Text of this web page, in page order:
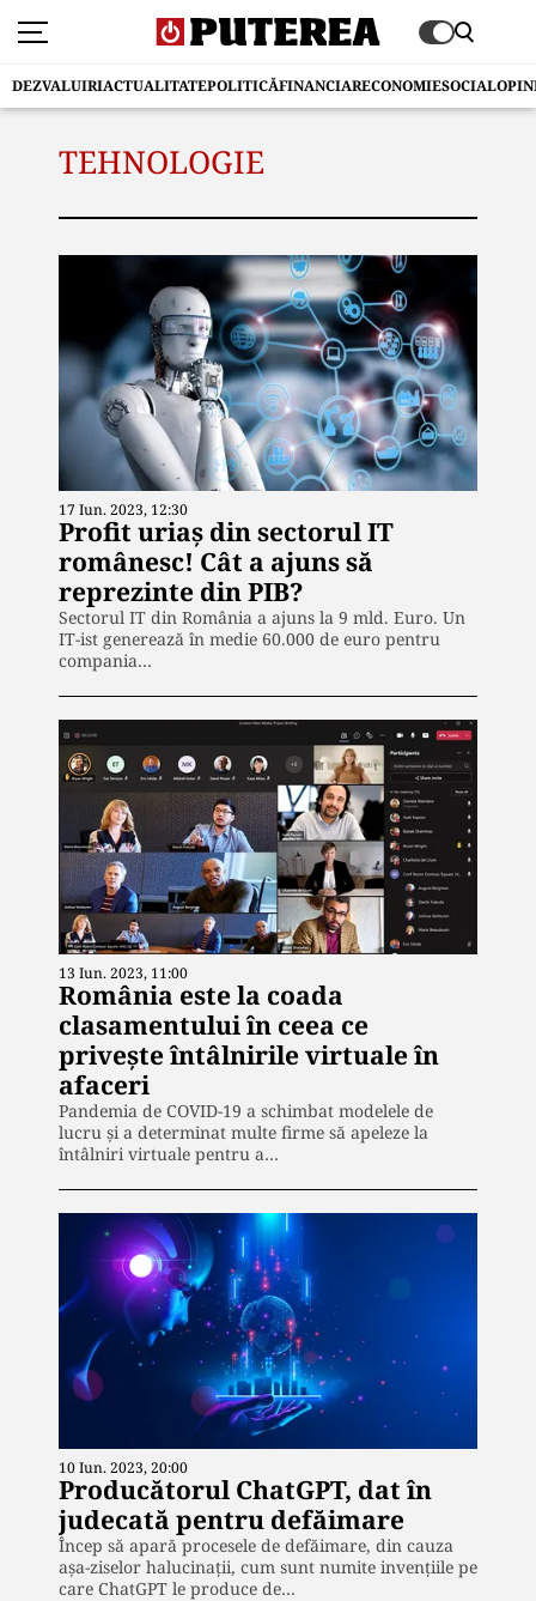
DEZVALUIRIACTUALITATEPOLITICĂFINANCIARECONOMIESOCIAL
TEHNOLOGIE
17 Iun. 2023, 12:30
Profit uriaș din sectorul IT
românesc! Cât a ajuns să
reprezinte din PIB?
Sectorul IT din România a ajuns la 9 mld. Euro. Un
IT-ist generează în medie 60.000 de euro pentru
compania…
13 Iun. 2023, 11:00
România este la coada
clasamentului în ceea ce
privește întâlnirile virtuale în
afaceri
Pandemia de COVID-19 a schimbat modelele de
lucru și a determinat multe firme să apeleze la
întâlniri virtuale pentru a…
10 Iun. 2023, 20:00
Producătorul ChatGPT, dat în
judecată pentru defăimare
Încep să apară procesele de defăimare, din cauza
aşa-ziselor halucinaţii, cum sunt numite invenţiile pe
care ChatGPT le produce de…